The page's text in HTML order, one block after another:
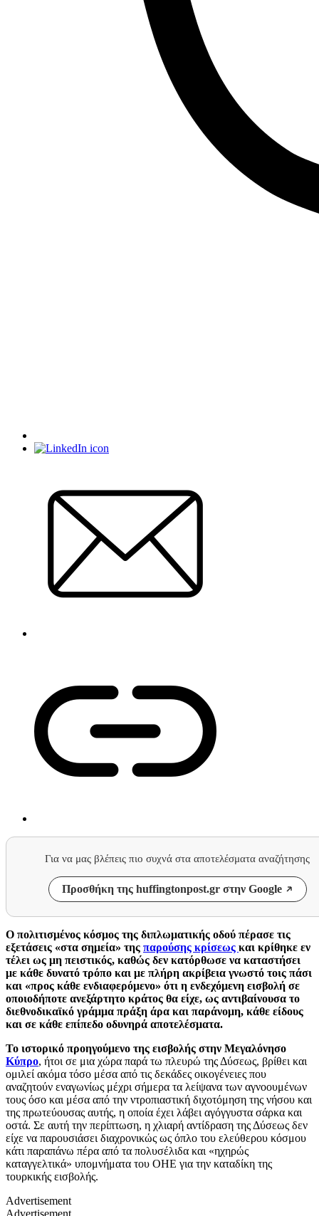
Για να μας βλέπεις πιο συχνά στα αποτελέσματα αναζήτησης
Προσθήκη της huffingtonpost.gr στην Google
Ο πολιτισμένος κόσμος της διπλωματικής οδού πέρασε τις
εξετάσεις «στα σημεία» της παρούσης κρίσεως και κρίθηκε εν
τέλει ως μη πειστικός, καθώς δεν κατόρθωσε να καταστήσει
με κάθε δυνατό τρόπο και με πλήρη ακρίβεια γνωστό τοις πάσι
και «προς κάθε ενδιαφερόμενο» ότι η ενδεχόμενη εισβολή σε
οποιοδήποτε ανεξάρτητο κράτος θα είχε, ως αντιβαίνουσα το
διεθνοδικαϊκό γράμμα πράξη άρα και παράνομη, κάθε είδους
και σε κάθε επίπεδο οδυνηρά αποτελέσματα.
Το ιστορικό προηγούμενο της εισβολής στην Μεγαλόνησο
Κύπρο, ήτοι σε μια χώρα παρά τω πλευρώ της Δύσεως, βρίθει και
ομιλεί ακόμα τόσο μέσα από τις δεκάδες οικογένειες που
αναζητούν εναγωνίως μέχρι σήμερα τα λείψανα των αγνοουμένων
τους όσο και μέσα από την ντροπιαστική διχοτόμηση της νήσου και
της πρωτεύουσας αυτής, η οποία έχει λάβει αγόγγυστα σάρκα και
οστά. Σε αυτή την περίπτωση, η χλιαρή αντίδραση της Δύσεως δεν
είχε να παρουσιάσει διαχρονικώς ως όπλο του ελεύθερου κόσμου
κάτι παραπάνω πέρα από τα πολυσέλιδα και «ηχηρώς
καταγγελτικά» υπομνήματα του ΟΗΕ για την καταδίκη της
τουρκικής εισβολής.
Advertisement
Advertisement